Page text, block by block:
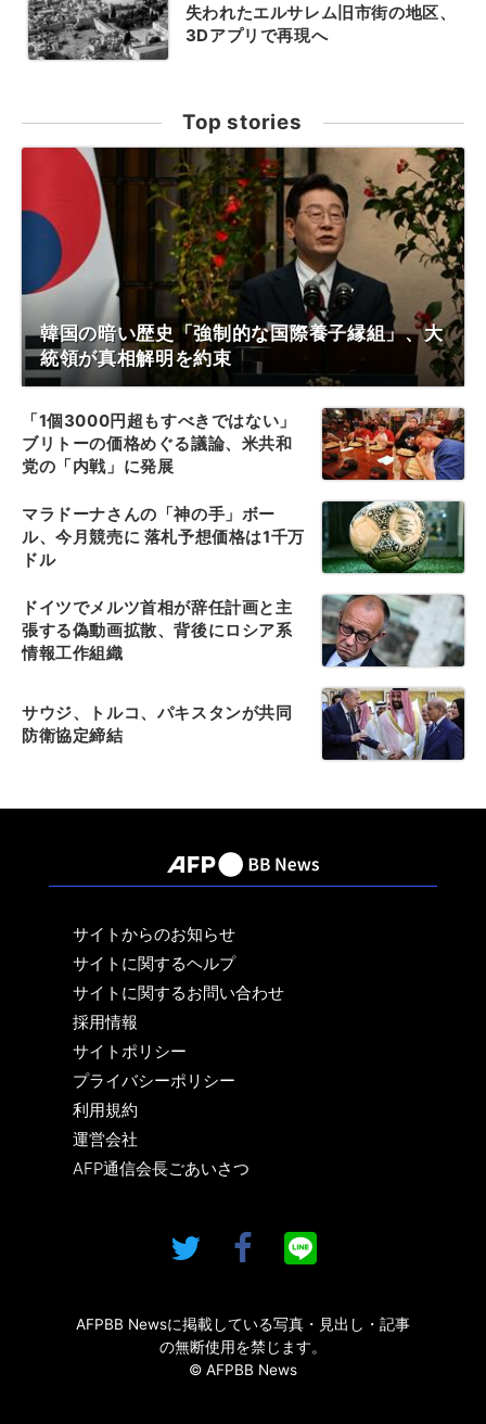
失われたエルサレム旧市街の地区、
3Dアプリで再現へ
Top stories
韓国の暗い歴史「強制的な国際養子縁組」、大
統領が真相解明を約束
「1個3000円超もすべきではない」
ブリトーの価格めぐる議論、米共和
党の「内戦」に発展
マラドーナさんの「神の手」ボー
ル、今月競売に 落札予想価格は1千万
ドル
ドイツでメルツ首相が辞任計画と主
張する偽動画拡散、背後にロシア系
情報工作組織
サウジ、トルコ、パキスタンが共同
防衛協定締結
サイトからのお知らせ
サイトに関するヘルプ
サイトに関するお問い合わせ
採用情報
サイトポリシー
プライバシーポリシー
利用規約
運営会社
AFP通信会長ごあいさつ
AFPBB Newsに掲載している写真・見出し・記事
の無断使用を禁じます。
© AFPBB News